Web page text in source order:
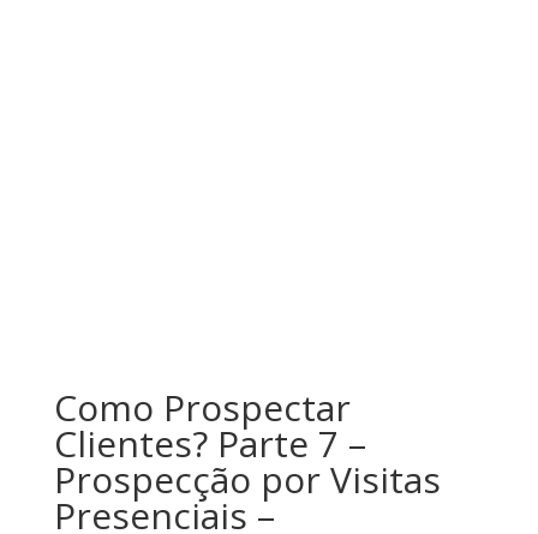
Como Prospectar
Clientes? Parte 7 –
Prospecção por Visitas
Presenciais –